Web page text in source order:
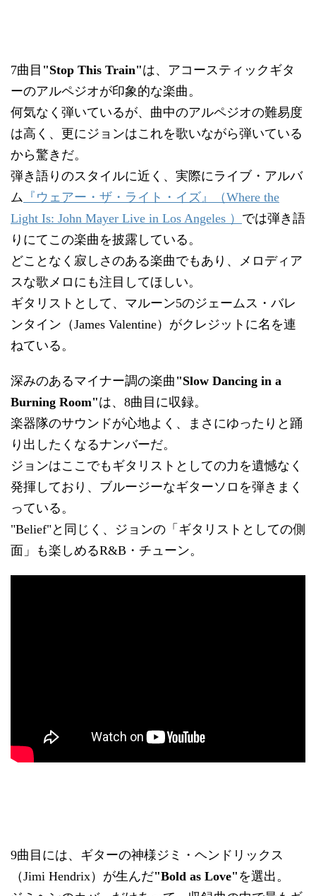
7曲目 "Stop This Train"は、アコースティックギタ
ーのアルペジオが印象的な楽曲。
何気なく弾いているが、曲中のアルペジオの難易度
は高く、更にジョンはこれを歌いながら弾いている
から驚きだ。
弾き語りのスタイルに近く、実際にライブ・アルバ
ム 『ウェアー・ザ・ライト・イズ』（Where the
Light Is: John Mayer Live in Los Angeles ） では弾き語
りにてこの楽曲を披露している。
どことなく寂しさのある楽曲でもあり、メロディア
スな歌メロにも注目してほしい。
ギタリストとして、マルーン5のジェームス・バレ
ンタイン（James Valentine）がクレジットに名を連
ねている。
深みのあるマイナー調の楽曲 "Slow Dancing in a
Burning Room"は、8曲目に収録。
楽器隊のサウンドが心地よく、まさにゆったりと踊
り出したくなるナンバーだ。
ジョンはここでもギタリストとしての力を遺憾なく
発揮しており、ブルージーなギターソロを弾きまく
っている。
"Belief"と同じく、ジョンの「ギタリストとしての側
面」も楽しめるR&B・チューン。
9曲目には、ギターの神様ジミ・ヘンドリックス
（Jimi Hendrix）が生んだ"Bold as Love" を選出。